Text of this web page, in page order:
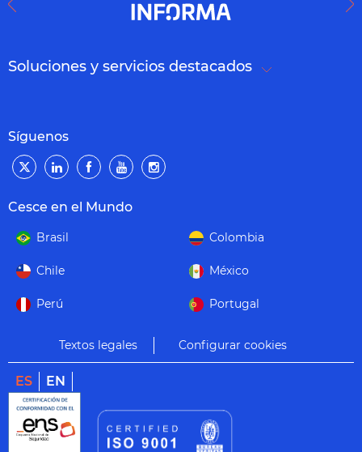
Soluciones y servicios destacados
Síguenos
Cesce en el Mundo
Brasil Colombia
Chile México
Perú Portugal
Textos legales Configurar cookies
ES EN